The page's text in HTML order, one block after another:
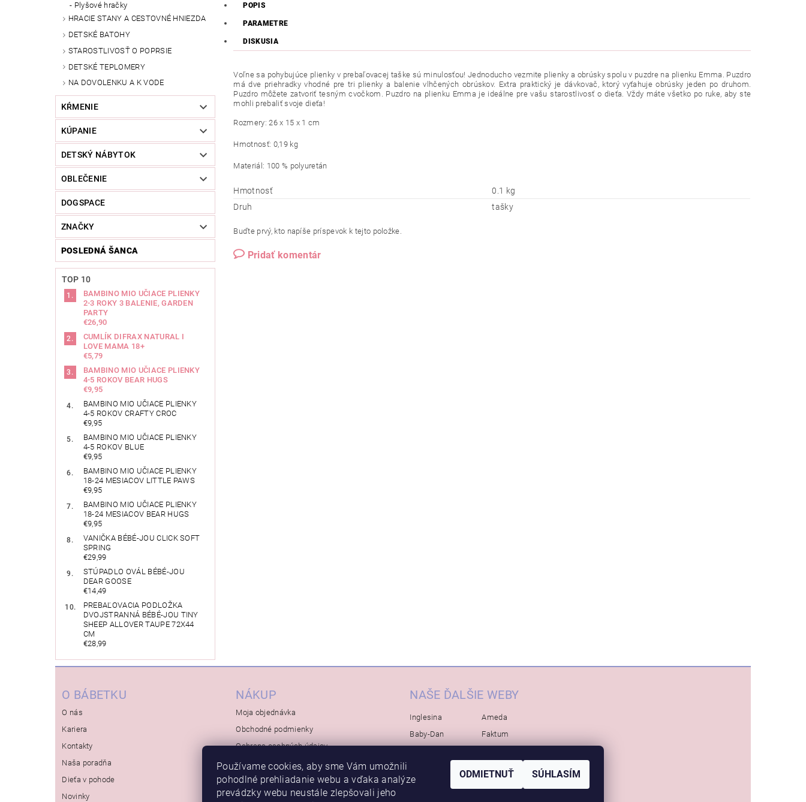
Plyšové hračky
HRACIE STANY A CESTOVNÉ HNIEZDA
DETSKÉ BATOHY
STAROSTLIVOSŤ O POPRSIE
DETSKÉ TEPLOMERY
NA DOVOLENKU A K VODE
KŔMENIE
KÚPANIE
DETSKÝ NÁBYTOK
OBLEČENIE
DOGSPACE
ZNAČKY
POSLEDNÁ ŠANCA
TOP 10
BAMBINO MIO UČIACE PLIENKY
2-3 ROKY 3 BALENIE, GARDEN
PARTY
€26,90
CUMLÍK DIFRAX NATURAL I
LOVE MAMA 18+
€5,79
BAMBINO MIO UČIACE PLIENKY
4-5 ROKOV BEAR HUGS
€9,95
BAMBINO MIO UČIACE PLIENKY
4-5 ROKOV CRAFTY CROC
€9,95
BAMBINO MIO UČIACE PLIENKY
4-5 ROKOV BLUE
€9,95
BAMBINO MIO UČIACE PLIENKY
18-24 MESIACOV LITTLE PAWS
€9,95
BAMBINO MIO UČIACE PLIENKY
18-24 MESIACOV BEAR HUGS
€9,95
VANIČKA BÉBÉ-JOU CLICK SOFT
SPRING
€29,99
STÚPADLO OVÁL BÉBÉ-JOU
DEAR GOOSE
€14,49
PREBAĽOVACIA PODLOŽKA
DVOJSTRANNÁ BÉBÉ-JOU TINY
SHEEP ALLOVER TAUPE 72X44
CM
€28,99
POPIS
PARAMETRE
DISKUSIA
Voľne sa pohybujúce plienky v prebaľovacej taške sú minulosťou! Jednoducho vezmite plienky a obrúsky spolu v puzdre na plienku Emma. Puzdro
má dve priehradky vhodné pre tri plienky a balenie vlhčených obrúskov. Extra praktický je dávkovač, ktorý vyťahuje obrúsky jeden po druhom.
Puzdro môžete zatvoriť tesným cvočkom. Puzdro na plienku Emma je ideálne pre vašu starostlivosť o dieťa. Vždy máte všetko po ruke, aby ste
mohli prebaliť svoje dieťa!
Rozmery: 26 x 15 x 1 cm
Hmotnosť: 0,19 kg
Materiál: 100 % polyuretán
Hmotnosť
0.1 kg
Druh
tašky
Buďte prvý, kto napíše príspevok k tejto položke.
Pridať komentár
O BÁBETKU
O nás
Kariera
Kontakty
Naša poradňa
Dieťa v pohode
Novinky
NÁKUP
Moja objednávka
Obchodné podmienky
Ochrana osobných údajov
NAŠE ĎALŠIE WEBY
Inglesina
Baby-Dan
Avova
Ameda
Faktum
Bambino-Mio
Používame cookies, aby sme Vám umožnili
pohodlné prehliadanie webu a vďaka analýze
prevádzky webu neustále zlepšovali jeho
ODMIETNUŤ SÚHLASÍM